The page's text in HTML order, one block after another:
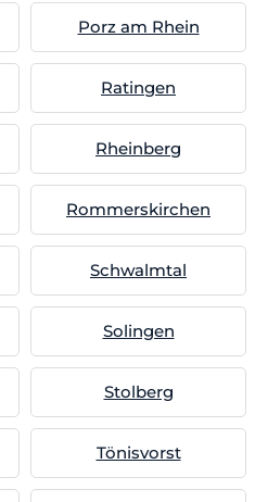
Porz am Rhein
Ratingen
Rheinberg
Rommerskirchen
Schwalmtal
Solingen
Stolberg
Tönisvorst